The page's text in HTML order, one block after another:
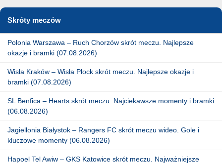
Skróty meczów
Polonia Warszawa – Ruch Chorzów skrót meczu. Najlepsze
okazje i bramki (07.08.2026)
Wisła Kraków – Wisła Płock skrót meczu. Najlepsze okazje i
bramki (07.08.2026)
SL Benfica – Hearts skrót meczu. Najciekawsze momenty i bramki
(06.08.2026)
Jagiellonia Białystok – Rangers FC skrót meczu wideo. Gole i
kluczowe momenty (06.08.2026)
Hapoel Tel Awiw – GKS Katowice skrót meczu. Najważniejsze